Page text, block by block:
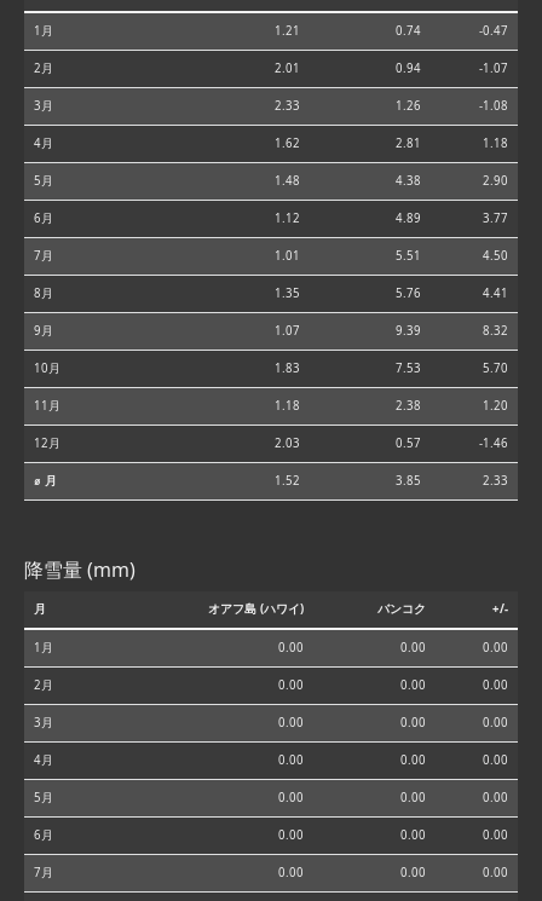
1月 1.21 0.74 -0.47
2月 2.01 0.94 -1.07
3月 2.33 1.26 -1.08
4月 1.62 2.81 1.18
5月 1.48 4.38 2.90
6月 1.12 4.89 3.77
7月 1.01 5.51 4.50
8月 1.35 5.76 4.41
9月 1.07 9.39 8.32
10月 1.83 7.53 5.70
11月 1.18 2.38 1.20
12月 2.03 0.57 -1.46
⌀ 月 1.52 3.85 2.33
降雪量 (mm)
月 オアフ島 (ハワイ) バンコク +/-
1月 0.00 0.00 0.00
2月 0.00 0.00 0.00
3月 0.00 0.00 0.00
4月 0.00 0.00 0.00
5月 0.00 0.00 0.00
6月 0.00 0.00 0.00
7月 0.00 0.00 0.00